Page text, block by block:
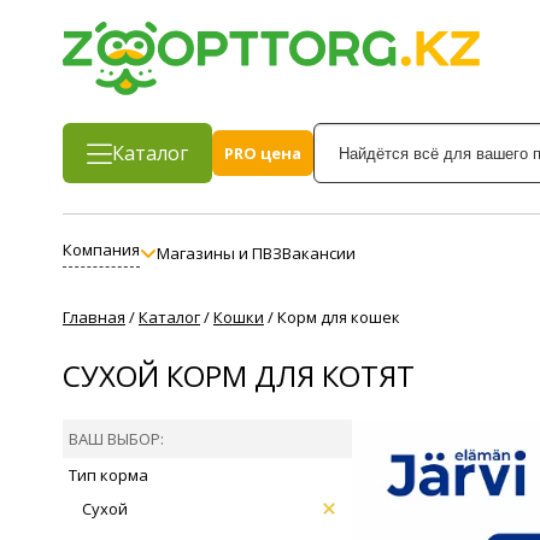
Каталог PRO цена
Компания Магазины и ПВЗВакансии
Главная /Каталог/Кошки /Корм для кошек
СУХОЙ КОРМ ДЛЯ КОТЯТ
ВАШ ВЫБОР:
Тип корма
Сухой